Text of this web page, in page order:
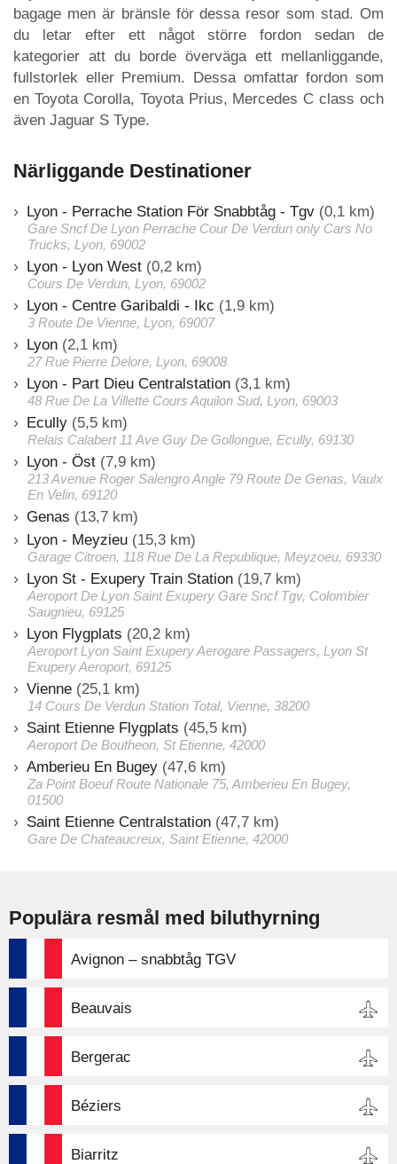
bagage men är bränsle för dessa resor som stad. Om
du letar efter ett något större fordon sedan de
kategorier att du borde överväga ett mellanliggande,
fullstorlek eller Premium. Dessa omfattar fordon som
en Toyota Corolla, Toyota Prius, Mercedes C class och
även Jaguar S Type.
Närliggande Destinationer
Lyon - Perrache Station För Snabbtåg - Tgv (0,1 km)
Gare Sncf De Lyon Perrache Cour De Verdun only Cars No
Trucks, Lyon, 69002
Lyon - Lyon West (0,2 km)
Cours De Verdun, Lyon, 69002
Lyon - Centre Garibaldi - Ikc (1,9 km)
3 Route De Vienne, Lyon, 69007
Lyon (2,1 km)
27 Rue Pierre Delore, Lyon, 69008
Lyon - Part Dieu Centralstation (3,1 km)
48 Rue De La Villette Cours Aquilon Sud, Lyon, 69003
Ecully (5,5 km)
Relais Calabert 11 Ave Guy De Gollongue, Ecully, 69130
Lyon - Öst (7,9 km)
213 Avenue Roger Salengro Angle 79 Route De Genas, Vaulx
En Velin, 69120
Genas (13,7 km)
Lyon - Meyzieu (15,3 km)
Garage Citroen, 118 Rue De La Republique, Meyzoeu, 69330
Lyon St - Exupery Train Station (19,7 km)
Aeroport De Lyon Saint Exupery Gare Sncf Tgv, Colombier
Saugnieu, 69125
Lyon Flygplats (20,2 km)
Aeroport Lyon Saint Exupery Aerogare Passagers, Lyon St
Exupery Aeroport, 69125
Vienne (25,1 km)
14 Cours De Verdun Station Total, Vienne, 38200
Saint Etienne Flygplats (45,5 km)
Aeroport De Boutheon, St Etienne, 42000
Amberieu En Bugey (47,6 km)
Za Point Boeuf Route Nationale 75, Amberieu En Bugey,
01500
Saint Etienne Centralstation (47,7 km)
Gare De Chateaucreux, Saint Etienne, 42000
Populära resmål med biluthyrning
Avignon – snabbtåg TGV
Beauvais
Bergerac
Béziers
Biarritz